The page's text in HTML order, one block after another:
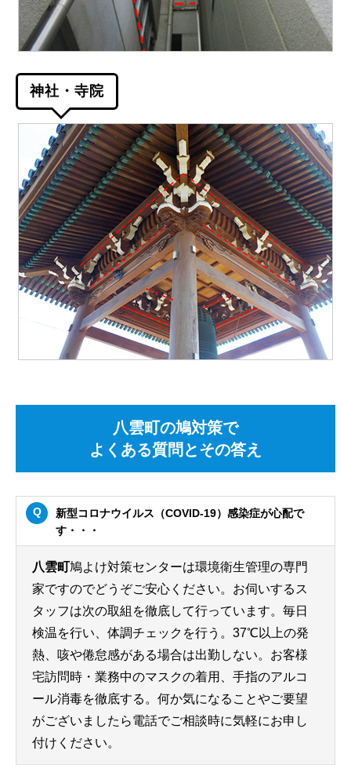
神社・寺院
八雲町の鳩対策で
よくある質問とその答え
新型コロナウイルス（COVID-19）感染症が心配で
す・・・
八雲町鳩よけ対策センターは環境衛生管理の専門
家ですのでどうぞご安心ください。お伺いするス
タッフは次の取組を徹底して行っています。毎日
検温を行い、体調チェックを行う。37℃以上の発
熱、咳や倦怠感がある場合は出勤しない。お客様
宅訪問時・業務中のマスクの着用、手指のアルコ
ール消毒を徹底する。何か気になることやご要望
がございましたら電話でご相談時に気軽にお申し
付けください。